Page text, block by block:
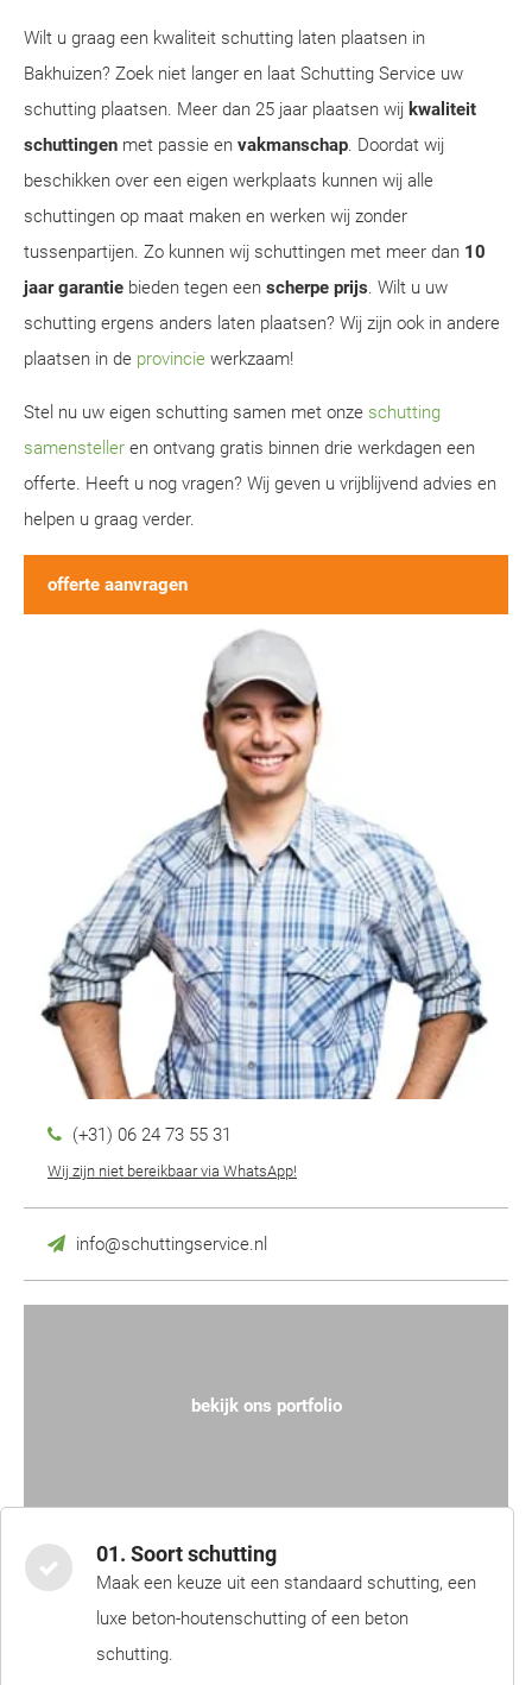
Wilt u graag een kwaliteit schutting laten plaatsen in
Bakhuizen? Zoek niet langer en laat Schutting Service uw
schutting plaatsen. Meer dan 25 jaar plaatsen wij kwaliteit
schuttingen met passie en vakmanschap. Doordat wij
beschikken over een eigen werkplaats kunnen wij alle
schuttingen op maat maken en werken wij zonder
tussenpartijen. Zo kunnen wij schuttingen met meer dan 10
jaar garantie bieden tegen een scherpe prijs. Wilt u uw
schutting ergens anders laten plaatsen? Wij zijn ook in andere
plaatsen in de provincie werkzaam!
Stel nu uw eigen schutting samen met onze schutting
samensteller en ontvang gratis binnen drie werkdagen een
offerte. Heeft u nog vragen? Wij geven u vrijblijvend advies en
helpen u graag verder.
offerte aanvragen
(+31) 06 24 73 55 31
Wij zijn niet bereikbaar via WhatsApp!
info@schuttingservice.nl
bekijk ons portfolio
01. Soort schutting
Maak een keuze uit een standaard schutting, een
luxe beton-houtenschutting of een beton
schutting.